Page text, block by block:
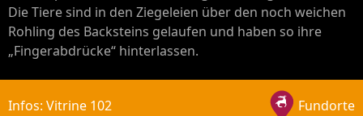
Die Tiere sind in den Ziegeleien über den noch weichen
Rohling des Backsteins gelaufen und haben so ihre
„Fingerabdrücke“ hinterlassen.
Infos: Vitrine 102 Fundorte